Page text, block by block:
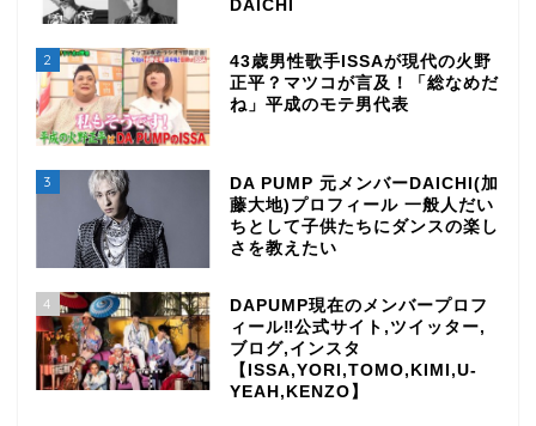
DAICHI
2
43歳男性歌手ISSAが現代の火野
正平？マツコが言及！「総なめだ
ね」平成のモテ男代表
3
DA PUMP 元メンバーDAICHI(加
藤大地)プロフィール 一般人だい
ちとして子供たちにダンスの楽し
さを教えたい
4
DAPUMP現在のメンバープロフ
ィール‼公式サイト,ツイッター,
ブログ,インスタ
【ISSA,YORI,TOMO,KIMI,U-
YEAH,KENZO】